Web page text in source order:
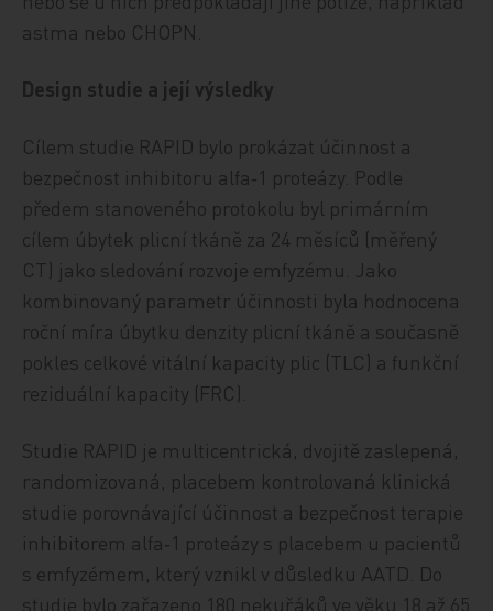
astma nebo CHOPN.
Design studie a její výsledky
Cílem studie RAPID bylo prokázat účinnost a
bezpečnost inhibitoru alfa‑1 proteázy. Podle
předem stanoveného protokolu byl primárním
cílem úbytek plicní tkáně za 24 měsíců (měřený
CT) jako sledování rozvoje emfyzému. Jako
kombinovaný parametr účinnosti byla hodnocena
roční míra úbytku denzity plicní tkáně a současně
pokles celkové vitální kapacity plic (TLC) a funkční
reziduální kapacity (FRC).
Studie RAPID je multicentrická, dvojitě zaslepená,
randomizovaná, placebem kontrolovaná klinická
studie porovnávající účinnost a bezpečnost terapie
inhibitorem alfa‑1 proteázy s placebem u pacientů
s emfyzémem, který vznikl v důsledku AATD. Do
studie bylo zařazeno 180 nekuřáků ve věku 18 až 65